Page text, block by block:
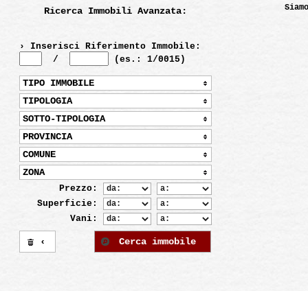
Ricerca Immobili Avanzata:
› Inserisci Riferimento Immobile:
/
(es.: 1/0015)
TIPO IMMOBILE
TIPOLOGIA
SOTTO-TIPOLOGIA
PROVINCIA
COMUNE
ZONA
Prezzo:
Superficie:
Vani:
‹ Cerca immobile